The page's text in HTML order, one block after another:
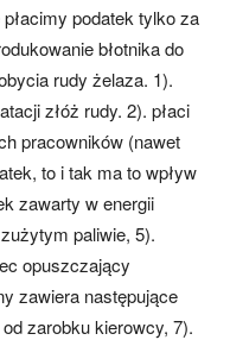
podatek tylko za
błotnika do
rudy żelaza. 1).
złóż rudy. 2). płaci
pracowników (nawet
to i tak ma to wpływ
zawarty w energii
paliwie, 5).
opuszczający
zawiera następujące
zarobku kierowcy, 7).